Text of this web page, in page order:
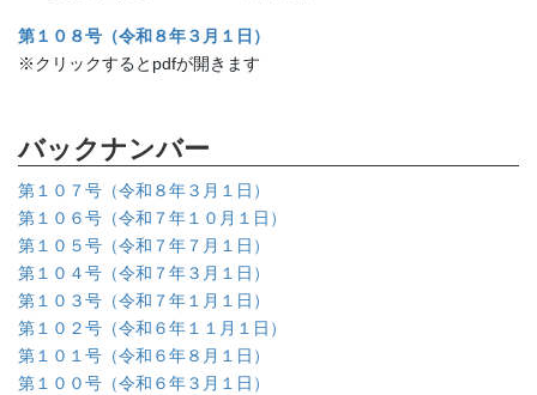
第１０８号（令和８年３月１日）
※クリックするとpdfが開きます
バックナンバー
第１０７号（令和８年３月１日）
第１０６号（令和７年１０月１日）
第１０５号（令和７年７月１日）
第１０４号（令和７年３月１日）
第１０３号（令和７年１月１日）
第１０２号（令和６年１１月１日）
第１０１号（令和６年８月１日）
第１００号（令和６年３月１日）